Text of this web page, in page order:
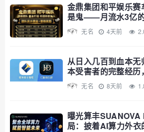
金鼎集团和平娱乐
是鬼——月流水3亿
无名 4天前
从日入几百到血本
本受害者的完整经历
无名 8天前
曝光算丰
局：披着AI算力外